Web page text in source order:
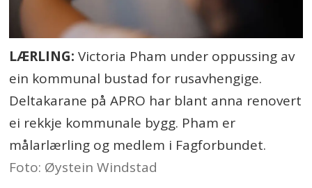
LÆRLING:Victoria Pham under oppussing av
ein kommunal bustad for rusavhengige.
Deltakarane på APRO har blant anna renovert
ei rekkje kommunale bygg. Pham er
målarlærling og medlem i Fagforbundet.
Foto: Øystein Windstad